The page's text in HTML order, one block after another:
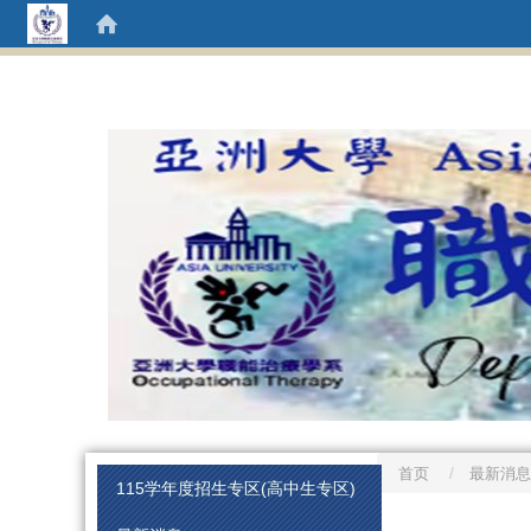
115学年度招生专区(高中生专区)
首页 最新消息
:::